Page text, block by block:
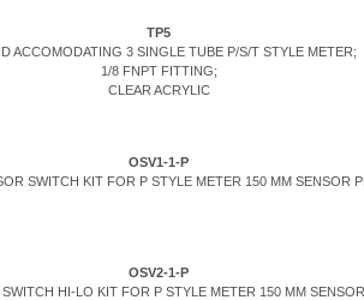
TP5
ACCOMODATING 3 SINGLE TUBE P/S/T STYLE METER;
1/8 FNPT FITTING;
CLEAR ACRYLIC
OSV1-1-P
SWITCH KIT FOR P STYLE METER 150 MM SENSOR
OSV2-1-P
HI-LO KIT FOR P STYLE METER 150 MM